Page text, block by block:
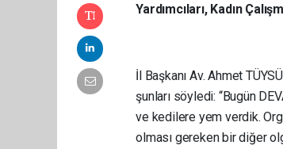
Yardımcıları, Kadın
İl Başkanı Av. Ahmet
şunları söyledi: “Bugün
ve kedilere yem verdik.
olması gereken bir diğer